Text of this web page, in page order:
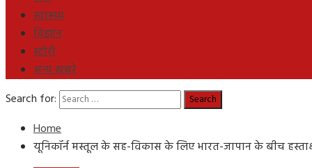
स्वास्थ्य
विज्ञान
स्टोरी
अन्य खबरे
Search for:
Home
यूनिकॉर्न मस्तूल के सह-विकास के लिए भारत-जापान के बीच